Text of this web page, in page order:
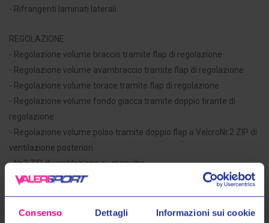
Consenso Dettagli Informazioni sui cookie
- Rifrangenti laminati laterali
REGOLAZIONE
- Regolazione volume braccio tramite flap di regolazione
- Regolazione volume avambraccio tramite flap di regolazione
- Regolazione volume torace tramite flap di regolazione
- Regolazione volume fondo giacca tramite doppio tirante di
regolazione
- Regolazione volume polso tramite doppio flap a VelcroNr.2 ZIP di
ventilazione posteriori
- Nr.2 ZIP di ventilazione su maniche
- Nr.1 pannello di ventilazione frontale
- Nr.2 tasche frontali
- Nr.2 tasche interne